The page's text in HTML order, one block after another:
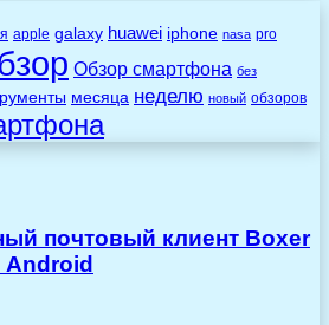
apple galaxy huawei iphone nasa pro
Обзор смартфона без
месяца неделю новый обзоров
почтовый клиент Boxer
Android